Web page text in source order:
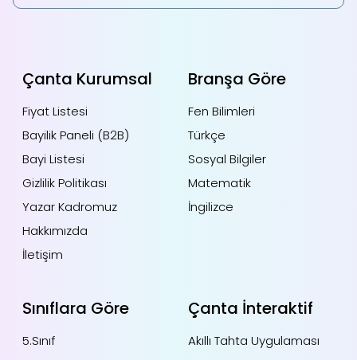
Çanta Kurumsal
Fiyat Listesi
Bayilik Paneli (B2B)
Bayi Listesi
Gizlilik Politikası
Yazar Kadromuz
Hakkımızda
İletişim
Branşa Göre
Fen Bilimleri
Türkçe
Sosyal Bilgiler
Matematik
İngilizce
Sınıflara Göre
5.Sınıf
Çanta İnteraktif
Akıllı Tahta Uygulaması